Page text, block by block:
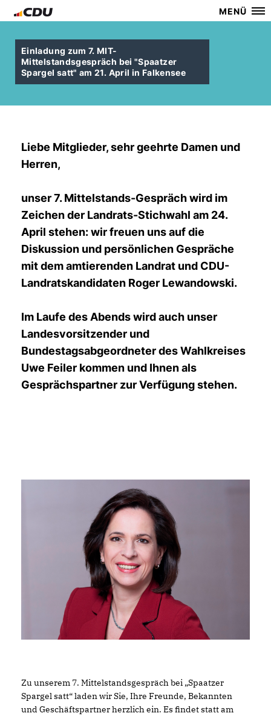
MENÜ
Einladung zum 7. MIT-
Mittelstandsgespräch bei "Spaatzer
Spargel satt" am 21. April in Falkensee
Liebe Mitglieder, sehr geehrte Damen und
Herren,
unser 7. Mittelstands-Gespräch wird im
Zeichen der Landrats-Stichwahl am 24.
April stehen: wir freuen uns auf die
Diskussion und persönlichen Gespräche
mit dem amtierenden Landrat und CDU-
Landratskandidaten Roger Lewandowski.
Im Laufe des Abends wird auch unser
Landesvorsitzender und
Bundestagsabgeordneter des Wahlkreises
Uwe Feiler kommen und Ihnen als
Gesprächspartner zur Verfügung stehen.
Zu unserem 7. Mittelstandsgespräch bei „Spaatzer
Spargel satt“ laden wir Sie, Ihre Freunde, Bekannten
und Geschäftspartner herzlich ein. Es findet statt am